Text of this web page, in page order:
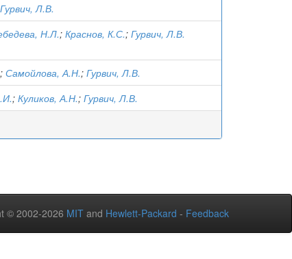
Гурвич, Л.В.
Н.Л.; Краснов, К.С.; Гурвич, Л.В.
; Самойлова, А.Н.; Гурвич, Л.В.
; Куликов, А.Н.; Гурвич, Л.В.
© 2002-2026 MIT and Hewlett-Packard - Feedback